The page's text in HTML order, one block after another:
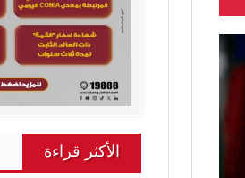
الأكثر قراءة